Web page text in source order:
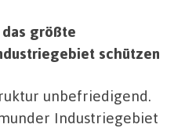
größte
schützen
unbefriedigend.
Industriegebiet